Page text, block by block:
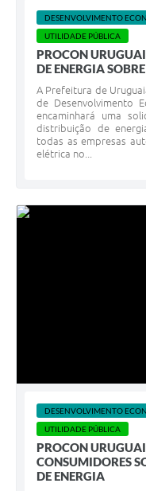
DESENVOLVIMENTO
UTILIDADE PÚBLICA
PROCON
DE ENERGIA
A Prefeitura de
de Desenvolvimento
encaminhará uma
distribuição de
todas as empresas
elétrica no...
DESENVOLVIMENTO
UTILIDADE PÚBLICA
PROCON
CONSUMIDORES
DE ENERGIA